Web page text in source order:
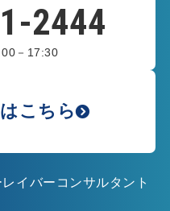
2444
－17:30
こちら
イバーコンサルタント